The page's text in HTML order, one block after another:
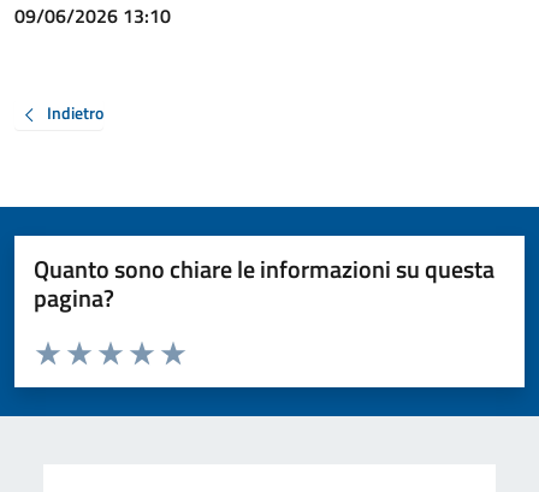
09/06/2026 13:10
Indietro
Quanto sono chiare le informazioni su questa
pagina?
Valuta da 1 a 5 stelle la pagina
Valuta 5 stelle su 5
Valuta 4 stelle su 5
Valuta 3 stelle su 5
Valuta 2 stelle su 5
Valuta 1 stelle su 5